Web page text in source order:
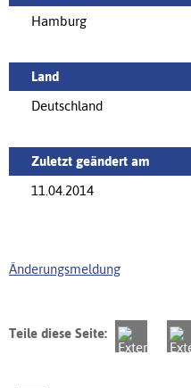
Hamburg
Land
Deutschland
Zuletzt geändert am
11.04.2014
Änderungsmeldung
Teile diese Seite: